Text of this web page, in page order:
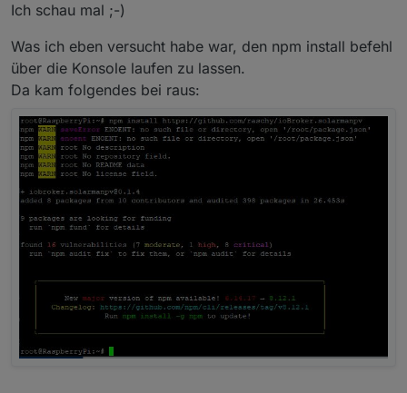
Ich schau mal ;-)
Was ich eben versucht habe war, den npm install befehl
über die Konsole laufen zu lassen.
Da kam folgendes bei raus: